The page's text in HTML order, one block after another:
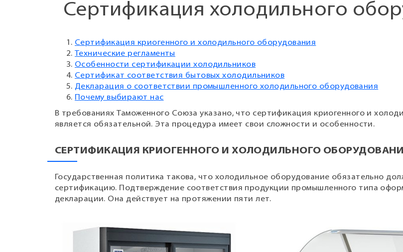
Сертификация холодильного
Сертификация криогенного и холодильного оборудования
Технические регламенты
Особенности сертификации холодильников
Сертификат соответствия бытовых холодильников
Декларация о соответствии промышленного холодильного оборудования
Почему выбирают нас
В требованиях Таможенного Союза указано, что сертификация криогенного и
является обязательной. Эта процедура имеет свои сложности и особенности.
СЕРТИФИКАЦИЯ КРИОГЕННОГО И ХОЛОДИЛЬНОГО
Государственная политика такова, что холодильное оборудование обязательно
сертификацию. Подтверждение соответствия продукции промышленного типа
декларации. Она действует на протяжении пяти лет.